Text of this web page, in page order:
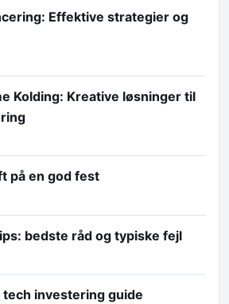
Effektive strategier og
Kolding: Kreative løsninger til
på en god fest
bedste råd og typiske fejl
investering guide